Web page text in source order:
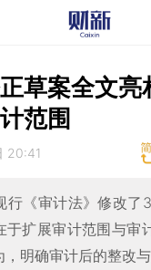
草案全文亮
范围
20:41
行《审计法》修改了
于扩展审计范围与审
，明确审计后的整改